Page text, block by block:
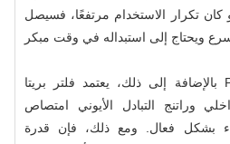
كان تكرار الاستخدام مرتفعًا، فسيصل
بالإضافة إلى ذلك، يعتمد فلتر بريتا P1000 على تصميم معياري،
وراتنج التبادل الأيوني امتصاص
بشكل فعال. ومع ذلك، فإن قدرة